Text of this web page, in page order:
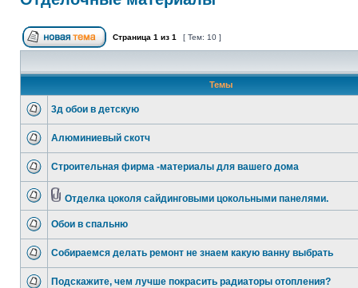
Страница 1 из 1 [ Тем: 10 ]
Темы
3д обои в детскую
Алюминиевый скотч
Строительная фирма -материалы для вашего дома
Отделка цоколя сайдинговыми цокольными панелями.
Обои в спальню
Собираемся делать ремонт не знаем какую ванну выбрать
Подскажите, чем лучше покрасить радиаторы отопления?